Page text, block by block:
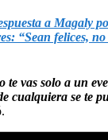
a Magaly
“Sean felices,
te vas solo a un
cualquiera se te